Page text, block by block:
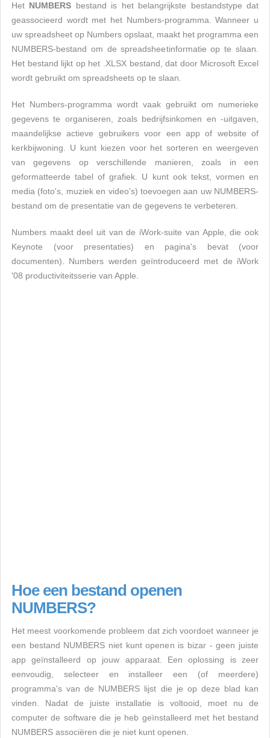
Het NUMBERS bestand is het belangrijkste bestandstype dat
geassocieerd wordt met het Numbers-programma. Wanneer u
uw spreadsheet op Numbers opslaat, maakt het programma een
NUMBERS-bestand om de spreadsheetinformatie op te slaan.
Het bestand lijkt op het .XLSX bestand, dat door Microsoft Excel
wordt gebruikt om spreadsheets op te slaan.
Het Numbers-programma wordt vaak gebruikt om numerieke
gegevens te organiseren, zoals bedrijfsinkomen en -uitgaven,
maandelijkse actieve gebruikers voor een app of website of
kerkbijwoning. U kunt kiezen voor het sorteren en weergeven
van gegevens op verschillende manieren, zoals in een
geformatteerde tabel of grafiek. U kunt ook tekst, vormen en
media (foto's, muziek en video's) toevoegen aan uw NUMBERS-
bestand om de presentatie van de gegevens te verbeteren.
Numbers maakt deel uit van de iWork-suite van Apple, die ook
Keynote (voor presentaties) en pagina's bevat (voor
documenten). Numbers werden geïntroduceerd met de iWork
'08 productiviteitsserie van Apple.
Hoe een bestand openen
NUMBERS?
Het meest voorkomende probleem dat zich voordoet wanneer je
een bestand NUMBERS niet kunt openen is bizar - geen juiste
app geïnstalleerd op jouw apparaat. Een oplossing is zeer
eenvoudig, selecteer en installeer een (of meerdere)
programma's van de NUMBERS lijst die je op deze blad kan
vinden. Nadat de juiste installatie is voltooid, moet nu de
computer de software die je heb geïnstalleerd met het bestand
NUMBERS associëren die je niet kunt openen.